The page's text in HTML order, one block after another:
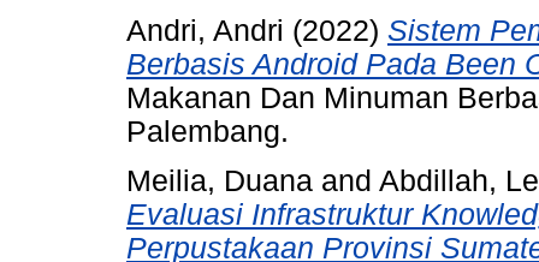
Andri, Andri (2022) Sistem
Berbasis Android Pada Been
Makanan Dan Minuman
Palembang.
Meilia, Duana and Abdillah,
Evaluasi Infrastruktur
Perpustakaan Provinsi